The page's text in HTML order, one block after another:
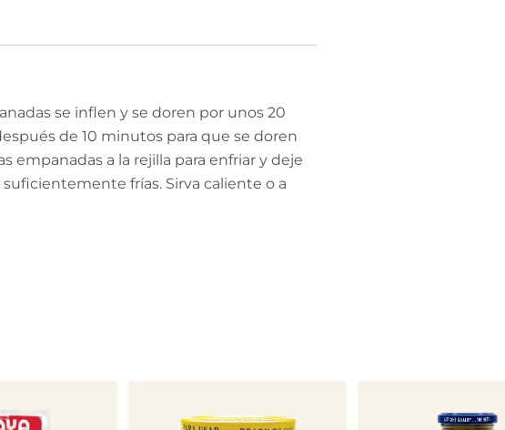
se inflen y se doren por unos 20
de 10 minutos para que se doren
empanadas a la rejilla para enfriar y deje
frías. Sirva caliente o a